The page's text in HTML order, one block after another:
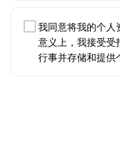
我同意将我的个人
意义上，我接受受
行事并存储和提供